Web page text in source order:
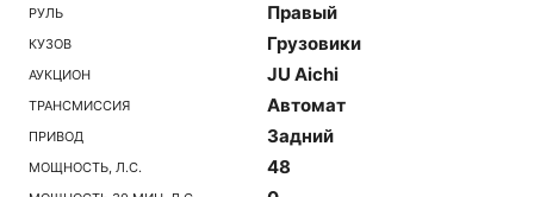
РУЛЬ Правый
КУЗОВ Грузовики
АУКЦИОН JU Aichi
ТРАНСМИССИЯ Автомат
ПРИВОД Задний
МОЩНОСТЬ, Л.С. 48